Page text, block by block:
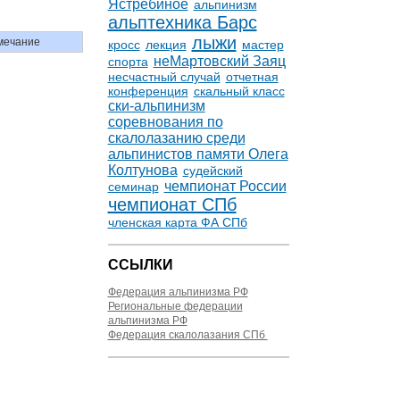
Ястребиное альпинизм
альптехника Барс
кросс лекция лыжи мастер
спорта неМартовский Заяц
несчастный случай отчетная
конференция скальный класс
ски-альпинизм
соревнования по
скалолазанию среди
альпинистов памяти Олега
Колтунова судейский
семинар чемпионат России
чемпионат СПб
членская карта ФА СПб
ССЫЛКИ
Федерация альпинизма РФ
Региональные федерации
альпинизма РФ
Федерация скалолазания СПб